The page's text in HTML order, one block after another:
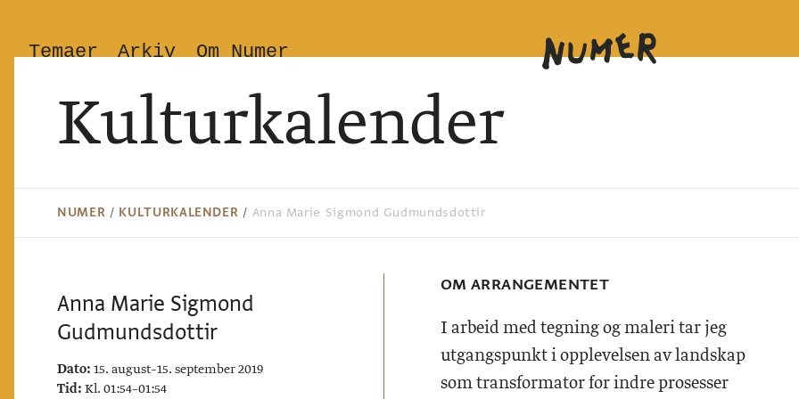
Temaer Arkiv Om Numer
Kulturkalender
NUMER / KULTURKALENDER / Anna Marie Sigmond Gudmundsdottir
Anna Marie Sigmond
Gudmundsdottir
Dato: 15. august–15. september 2019
Tid: Kl. 01:54–01:54
OM ARRANGEMENTET
I arbeid med tegning og maleri tar jeg
utgangspunkt i opplevelsen av landskap
som transformator for indre prosesser